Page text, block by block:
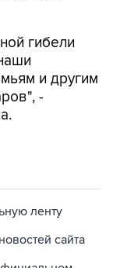
гибели
и другим
-
сайта